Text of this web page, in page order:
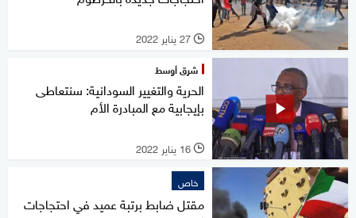
l 27 يناير 2022
شرق أوسط
الحرية والتغيير السودانية: سنتعاطى
بإيجابية مع المبادرة الأم
l 16 يناير 2022
خاص
مقتل ضابط برتبة عميد في احتجاجات